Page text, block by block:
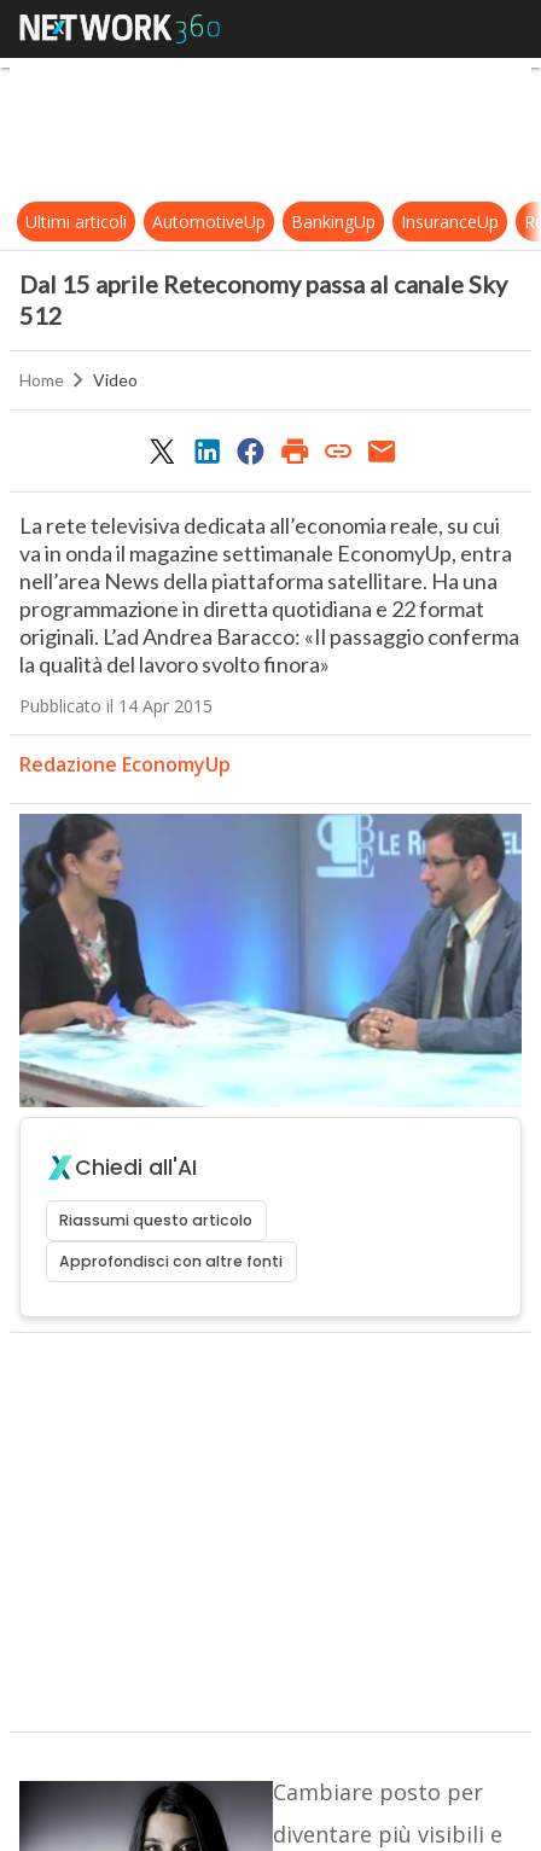
Dal 15 aprile Reteconomy passa al
Ultimi articoli AutomotiveUp BankingUp InsuranceUp
Dal 15 aprile Reteconomy passa al canale Sky
512
Home Video
La rete televisiva dedicata all’economia reale, su cui
va in onda il magazine settimanale EconomyUp, entra
nell’area News della piattaforma satellitare. Ha una
programmazione in diretta quotidiana e 22 format
originali. L’ad Andrea Baracco: «Il passaggio conferma
la qualità del lavoro svolto finora»
Pubblicato il 14 Apr 2015
Redazione EconomyUp
Chiedi all'AI
Riassumi questo articolo
Approfondisci con altre fonti
Cambiare posto per
diventare più visibili e